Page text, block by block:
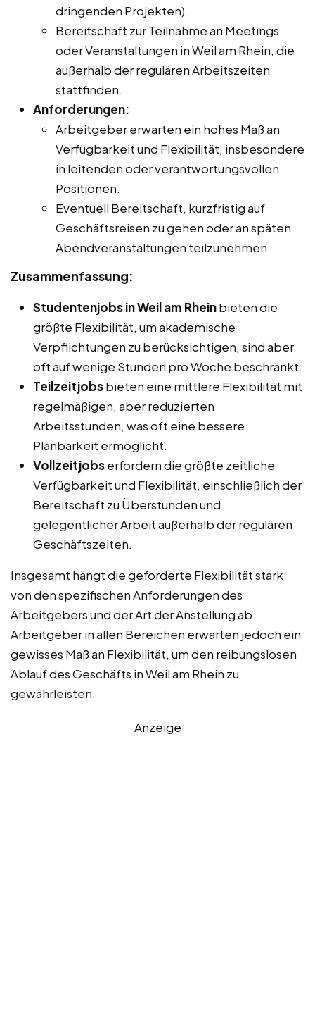
dringenden Projekten).
Bereitschaft zur Teilnahme an Meetings
oder Veranstaltungen in Weil am Rhein, die
außerhalb der regulären Arbeitszeiten
stattfinden.
Anforderungen:
Arbeitgeber erwarten ein hohes Maß an
Verfügbarkeit und Flexibilität, insbesondere
in leitenden oder verantwortungsvollen
Positionen.
Eventuell Bereitschaft, kurzfristig auf
Geschäftsreisen zu gehen oder an späten
Abendveranstaltungen teilzunehmen.
Zusammenfassung:
Studentenjobs in Weil am Rheinbieten die
größte Flexibilität, um akademische
Verpflichtungen zu berücksichtigen, sind aber
oft auf wenige Stunden pro Woche beschränkt.
Teilzeitjobsbieten eine mittlere Flexibilität mit
regelmäßigen, aber reduzierten
Arbeitsstunden, was oft eine bessere
Planbarkeit ermöglicht.
Vollzeitjobserfordern die größte zeitliche
Verfügbarkeit und Flexibilität, einschließlich der
Bereitschaft zu Überstunden und
gelegentlicher Arbeit außerhalb der regulären
Geschäftszeiten.
Insgesamt hängt die geforderte Flexibilität stark
von den spezifischen Anforderungen des
Arbeitgebers und der Art der Anstellung ab.
Arbeitgeber in allen Bereichen erwarten jedoch ein
gewisses Maß an Flexibilität, um den reibungslosen
Ablauf des Geschäfts in Weil am Rhein zu
gewährleisten.
Anzeige